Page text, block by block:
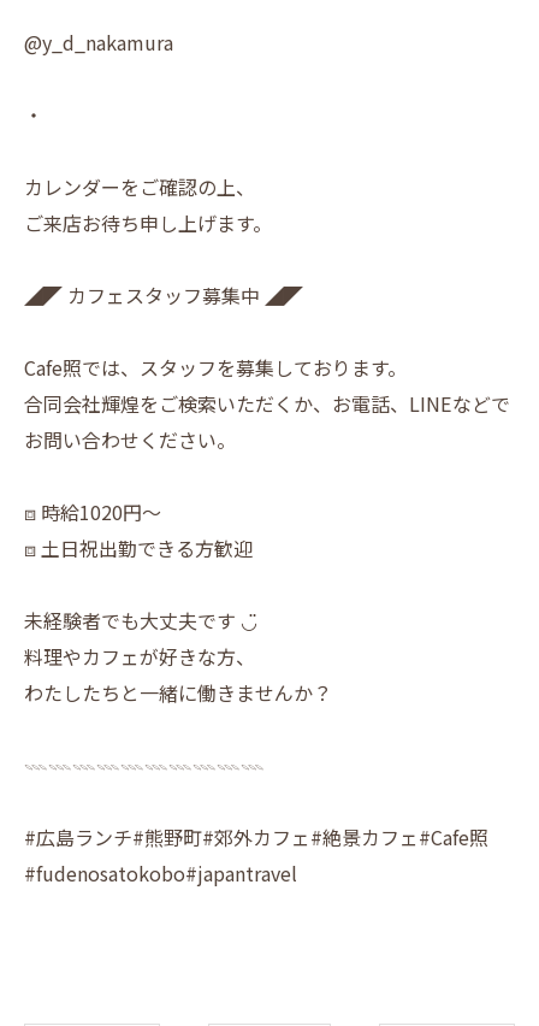
@y_d_nakamura
・
カレンダーをご確認の上、
ご来店お待ち申し上げます。
◢◤ カフェスタッフ募集中 ◢◤
Cafe照では、スタッフを募集しております。
合同会社輝煌をご検索いただくか、お電話、LINEなどで
お問い合わせください。
⧈ 時給1020円〜
⧈ 土日祝出勤できる方歓迎
未経験者でも大丈夫です ◡̈
料理やカフェが好きな方、
わたしたちと一緒に働きませんか？
𓇠𓇠𓇠𓇠𓇠𓇠𓇠𓇠𓇠𓇠
#広島ランチ#熊野町#郊外カフェ#絶景カフェ#Cafe照
#fudenosatokobo#japantravel